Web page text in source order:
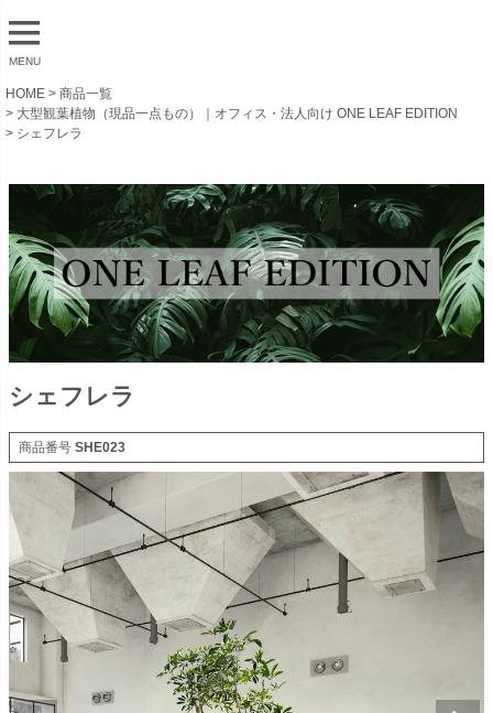
MENU
HOME
商品一覧
大型観葉植物（現品一点もの）｜オフィス・法人向け ONE LEAF EDITION
シェフレラ
シェフレラ
商品番号 SHE023